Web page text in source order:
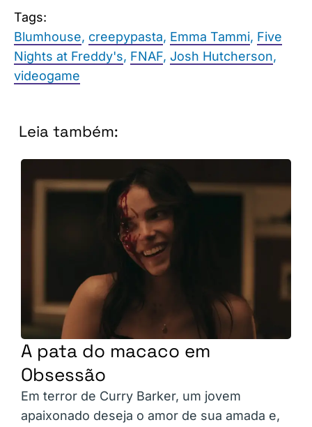
Tags:
Blumhouse, creepypasta, Emma Tammi, Five
Nights at Freddy's, FNAF, Josh Hutcherson,
videogame
Leia também:
A pata do macaco em
Obsessão
Em terror de Curry Barker, um jovem
apaixonado deseja o amor de sua amada e,